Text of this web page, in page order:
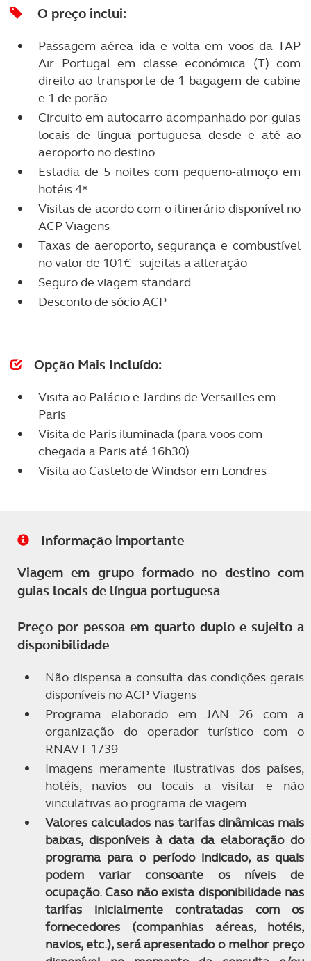
O preço inclui:
Passagem aérea ida e volta em voos da TAP
Air Portugal em classe económica (T) com
direito ao transporte de 1 bagagem de cabine
e 1 de porão
Circuito em autocarro acompanhado por guias
locais de língua portuguesa desde e até ao
aeroporto no destino
Estadia de 5 noites com pequeno-almoço em
hotéis 4*
Visitas de acordo com o itinerário disponível no
ACP Viagens
Taxas de aeroporto, segurança e combustível
no valor de 101€ - sujeitas a alteração
Seguro de viagem standard
Desconto de sócio ACP
Opção Mais Incluído:
Visita ao Palácio e Jardins de Versailles em
Paris
Visita de Paris iluminada (para voos com
chegada a Paris até 16h30)
Visita ao Castelo de Windsor em Londres
Informação importante
Viagem em grupo formado no destino com
guias locais de língua portuguesa
Preço por pessoa em quarto duplo e sujeito a
disponibilidade
Não dispensa a consulta das condições gerais
disponíveis no ACP Viagens
Programa elaborado em JAN 26 com a
organização do operador turístico com o
RNAVT 1739
Imagens meramente ilustrativas dos países,
hotéis, navios ou locais a visitar e não
vinculativas ao programa de viagem
Valores calculados nas tarifas dinâmicas mais
baixas, disponíveis à data da elaboração do
programa para o período indicado, as quais
podem variar consoante os níveis de
ocupação. Caso não exista disponibilidade nas
tarifas inicialmente contratadas com os
fornecedores (companhias aéreas, hotéis,
navios, etc.), será apresentado o melhor preço